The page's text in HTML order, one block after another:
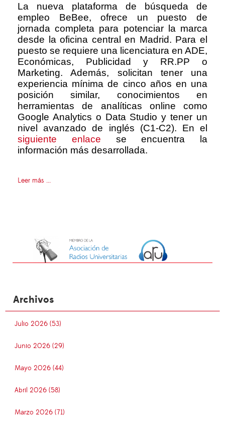
La nueva plataforma de búsqueda de
empleo BeBee, ofrece un puesto de
jornada completa para potenciar la marca
desde la oficina central en Madrid. Para el
puesto se requiere una licenciatura en ADE,
Económicas, Publicidad y RR.PP o
Marketing. Además, solicitan tener una
experiencia mínima de cinco años en una
posición similar, conocimientos en
herramientas de analíticas online como
Google Analytics o Data Studio y tener un
nivel avanzado de inglés (C1-C2). En el
siguiente enlace se encuentra la
información más desarrollada.
Leer más ...
Archivos
Julio 2026 (53)
Junio 2026 (29)
Mayo 2026 (44)
Abril 2026 (58)
Marzo 2026 (71)